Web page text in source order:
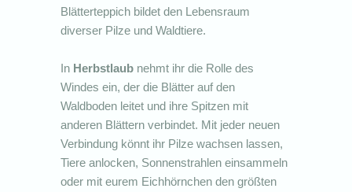
Blätterteppich bildet den Lebensraum
diverser Pilze und Waldtiere.
In Herbstlaub nehmt ihr die Rolle des
Windes ein, der die Blätter auf den
Waldboden leitet und ihre Spitzen mit
anderen Blättern verbindet. Mit jeder neuen
Verbindung könnt ihr Pilze wachsen lassen,
Tiere anlocken, Sonnenstrahlen einsammeln
oder mit eurem Eichhörnchen den größten